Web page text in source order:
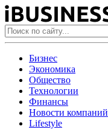
Бизнес
Экономика
Общество
Технологии
Финансы
Новости компаний
Lifestyle